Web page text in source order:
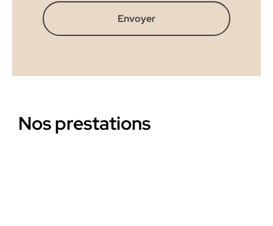
Envoyer
Nos prestations